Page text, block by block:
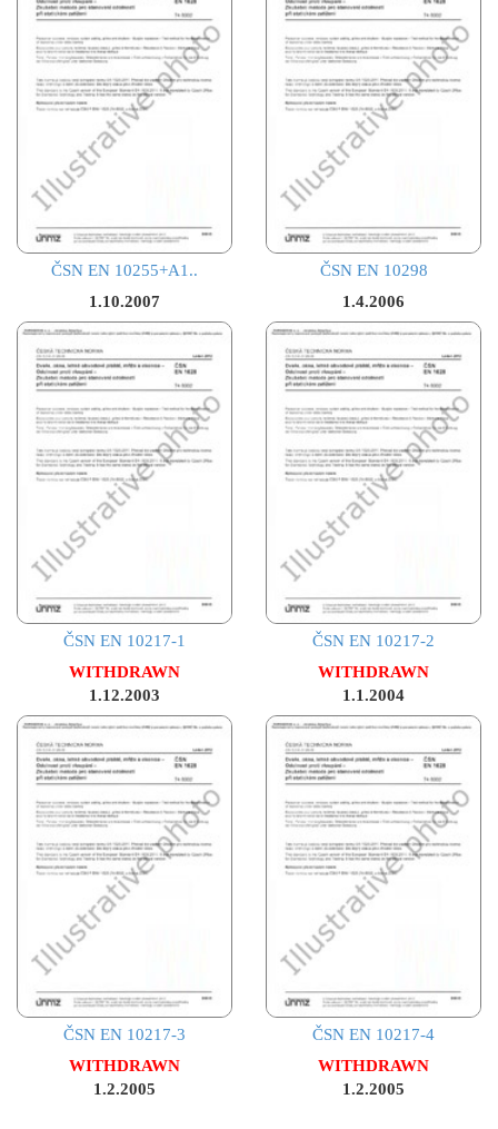
ČSN EN 10255+A1..
1.10.2007
ČSN EN 10298
1.4.2006
ČSN EN 10217-1
WITHDRAWN
1.12.2003
ČSN EN 10217-2
WITHDRAWN
1.1.2004
ČSN EN 10217-3
WITHDRAWN
1.2.2005
ČSN EN 10217-4
WITHDRAWN
1.2.2005